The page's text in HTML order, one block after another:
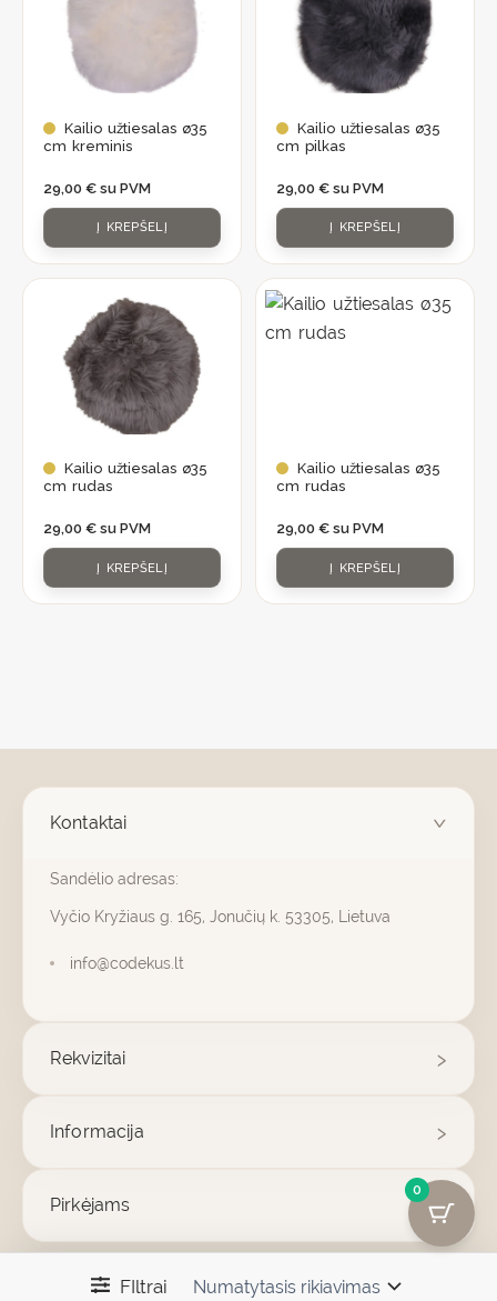
FIltrai
Kailio užtiesalas ø35
cm kreminis
29,00 € su PVM
Į KREPŠELĮ
Kailio užtiesalas ø35
cm pilkas
29,00 € su PVM
Į KREPŠELĮ
Kailio užtiesalas ø35
cm rudas
29,00 € su PVM
Į KREPŠELĮ
Kailio užtiesalas ø35
cm rudas
29,00 € su PVM
Į KREPŠELĮ
Kontaktai
Sandėlio adresas:
Vyčio Kryžiaus g. 165, Jonučių k. 53305, Lietuva
info@codekus.lt
Rekvizitai
Informacija
Pirkėjams
F
0